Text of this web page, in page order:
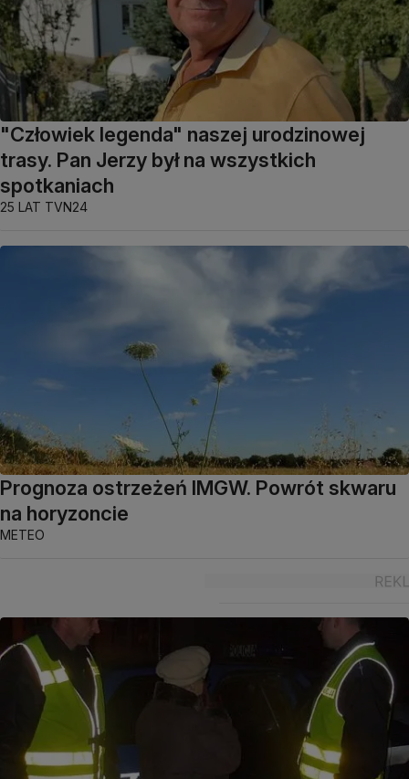
"Człowiek legenda" naszej urodzinowej
trasy. Pan Jerzy był na wszystkich
spotkaniach
25 LAT TVN24
Prognoza ostrzeżeń IMGW. Powrót skwaru
na horyzoncie
METEO